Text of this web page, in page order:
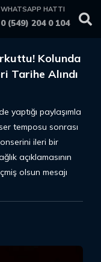
WHATSAPP HATTI
0 (549) 204 0 104
Kolunda
Tarihe Alındı
yaptığı paylaşımla
temposu sonrası
ileri bir
açıklamasının
olsun mesajı